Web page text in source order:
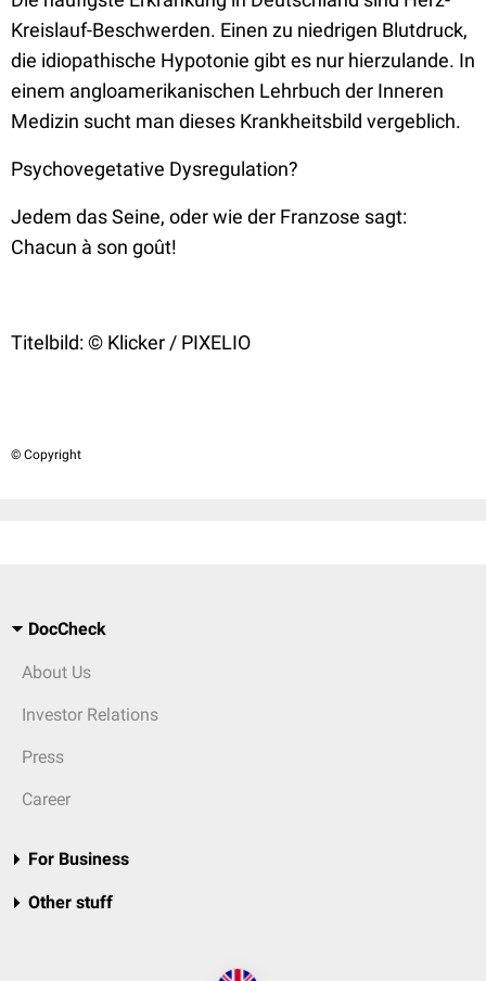
Kreislauf-Beschwerden. Einen zu niedrigen Blutdruck,
die idiopathische Hypotonie gibt es nur hierzulande. In
einem angloamerikanischen Lehrbuch der Inneren
Medizin sucht man dieses Krankheitsbild vergeblich.
Psychovegetative Dysregulation?
Jedem das Seine, oder wie der Franzose sagt:
Chacun à son goût!
Titelbild: © Klicker / PIXELIO
© Copyright
DocCheck
About Us
Investor Relations
Press
Career
For Business
Other stuff